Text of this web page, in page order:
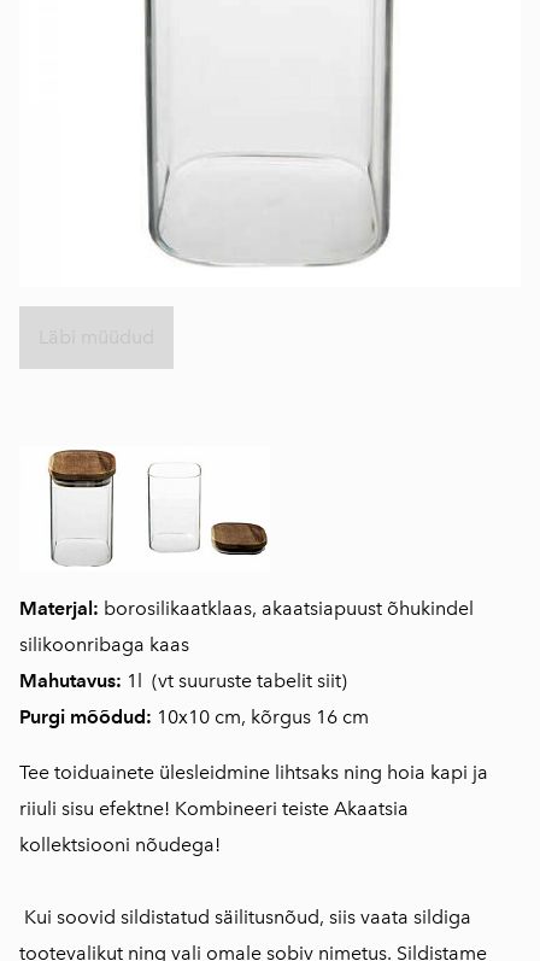
Materjal: borosilikaatklaas, akaatsiapuust õhukindel
silikoonribaga kaas
Mahutavus: 1l (vt suuruste tabelit siit)
Purgi mõõdud: 10x10 cm, kõrgus 16 cm
Tee toiduainete ülesleidmine lihtsaks ning hoia kapi ja
riiuli sisu efektne! Kombineeri teiste Akaatsia
kollektsiooni nõudega!
Kui soovid sildistatud säilitusnõud, siis vaata sildiga
tootevalikut ning vali omale sobiv nimetus. Sildistame